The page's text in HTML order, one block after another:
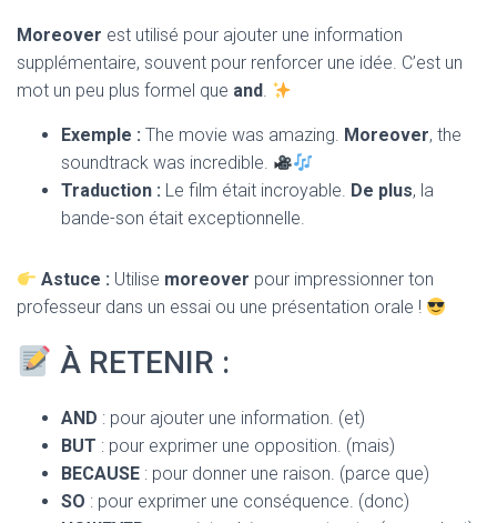
Moreover est utilisé pour ajouter une information
supplémentaire, souvent pour renforcer une idée. C’est un
mot un peu plus formel que and.
Exemple : The movie was amazing. Moreover, the
soundtrack was incredible.
Traduction : Le film était incroyable. De plus, la
bande-son était exceptionnelle.
Astuce : Utilise moreover pour impressionner ton
professeur dans un essai ou une présentation orale !
À RETENIR :
AND : pour ajouter une information. (et)
BUT : pour exprimer une opposition. (mais)
BECAUSE : pour donner une raison. (parce que)
SO : pour exprimer une conséquence. (donc)